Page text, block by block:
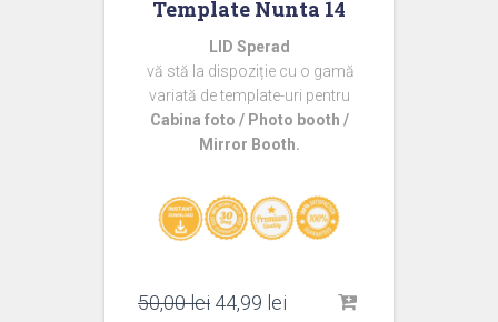
Template Nunta 14
LID Sperad
vă stă la dispoziție cu o gamă
variată de template-uri pentru
Cabina foto / Photo booth /
Mirror Booth.
50,00lei Prețul
44,99 lei